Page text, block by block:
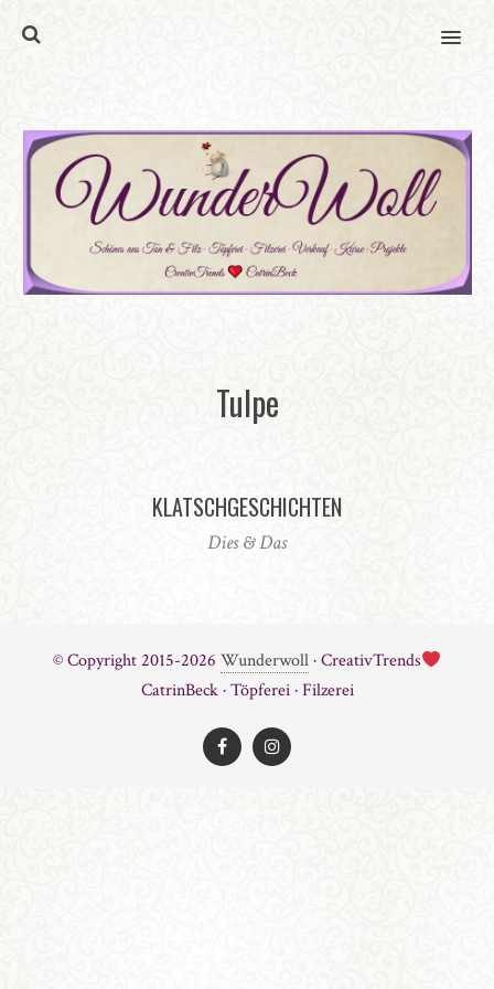
MENU
Tulpe
KLATSCHGESCHICHTEN
Dies & Das
© Copyright 2015-2026 Wunderwoll· CreativTrends
CatrinBeck · Töpferei · Filzerei